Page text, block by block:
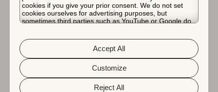
cookies if you give your prior consent. We do not set
cookies ourselves for advertising purposes, but
sometimes third parties such as YouTube or Google do.
about the protection of your personal data and the
different cookies we use, please read our
&Privacy Policy. You can customize your cookie settings
and preferences by clicking the “Customize” button.
Reject All
Customize
Accept All
合している」とユーザーを納得させます。スクリーンシ
ョットのデザインはASOのベストプラクティスに従っ
高いです。Fitness Coachは、動画もアップロードする
ことで、クリエイティブの取り組みをさらに別のレベル
に引き上げています。したがって、Fitness Coachがこ
のラウンドで間違いなく勝利します！